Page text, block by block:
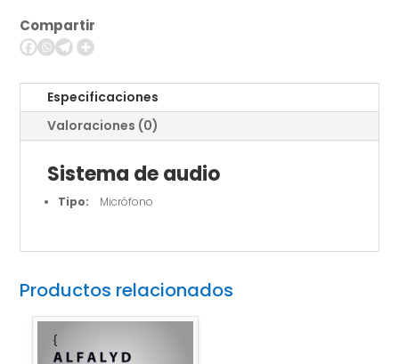
cantidad
Compartir
Especificaciones
Valoraciones (0)
Sistema de audio
Tipo: Micrófono
Productos relacionados